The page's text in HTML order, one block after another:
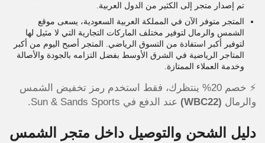
تم إصدار متجر إلى الكثير من الدول العربية.
المتجر متوفر الآن في المملكة العربية السعودية، يسعى موقع
الشمس والرمال لتوفير مختلف الماركات التجارية التي لا مثيل لها
لتوفير أكبر استفادة من التسوق الرياضي. المتجر أصبح اليوم من أكبر
المتاجر الرياضية في الشرق الأوسط بفضل التزامه بالجودة والأصالة
وخدمة العملاء الممتازة.
⚡️ خصم 20% ينتظرك، فقط استخدم رمز تخفيض الشمس
والرمال (WBC22) عند الدفع في Sun & Sands Sports.
دليل الشحن والتوصيل داخل متجر الشمس